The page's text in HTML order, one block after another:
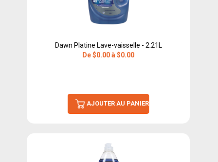
Dawn Platine Lave-vaisselle - 2.21L
De $0.00 à $0.00
AJOUTER AU PANIER